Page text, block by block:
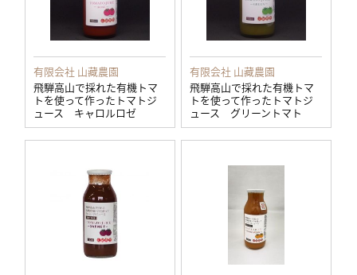
有限会社 山藏農園
飛騨高山で採れた有機トマ
トを使って作ったトマトジ
ュース キャロルロゼ
有限会社 山藏農園
飛騨高山で採れた有機トマ
トを使って作ったトマトジ
ュース グリーントマト